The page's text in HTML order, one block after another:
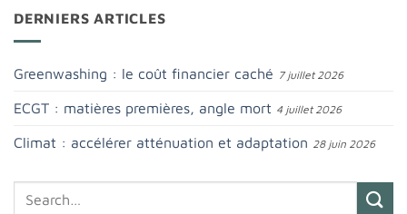
DERNIERS ARTICLES
Greenwashing : le coût financier caché 7 juillet 2026
ECGT : matières premières, angle mort 4 juillet 2026
Climat : accélérer atténuation et adaptation 28 juin 2026